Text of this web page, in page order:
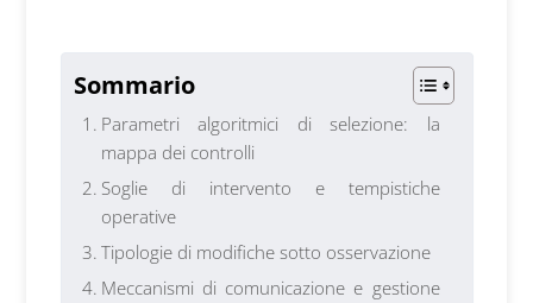
Sommario
Parametri algoritmici di selezione: la
mappa dei controlli
Soglie di intervento e tempistiche
operative
Tipologie di modifiche sotto osservazione
Meccanismi di comunicazione e gestione